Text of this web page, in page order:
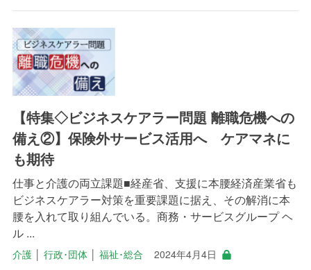
【特集◇ビジネスケアラー問題 離職危機への
備え②】保険外サービス活用へ ケアマネに
も期待
仕事と介護の両立課題■経産省、支援に本腰経済産業省も
ビジネスケアラー対策を重要課題に据え、その解消に本
腰を入れて取り組んでいる。商務・サービスグループ ヘ
ル ...
介護│ 行政･団体│ 福祉･総合 2024年4月4日